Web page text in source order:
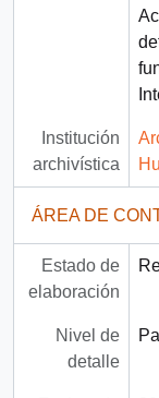
Institución
archivística
ÁREA DE
Estado de
elaboración
Nivel de
detalle